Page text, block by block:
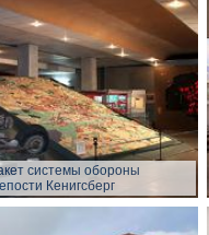
системы обороны
Кенигсберг